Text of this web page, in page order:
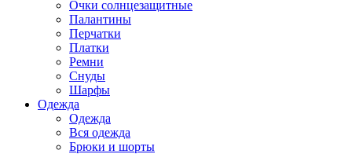
Очки солнцезащитные
Палантины
Перчатки
Платки
Ремни
Снуды
Шарфы
Одежда
Одежда
Вся одежда
Брюки и шорты